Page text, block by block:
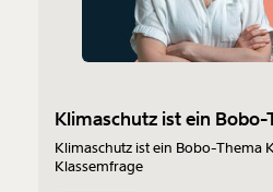
Veränderung
Klimaschutz ist ein Bobo-
Klimaschutz ist ein Bobo-Thema
Klassemfrage